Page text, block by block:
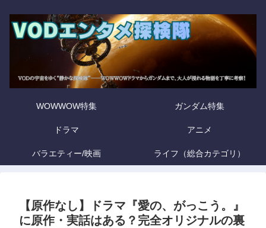
WOWWOW特集 ガンダム特集
ドラマ アニメ
バラエティー/映画 ライフ（総合カテゴリ）
【原作なし】ドラマ『愛の、がっこう。』
に原作・実話はある？完全オリジナルの裏